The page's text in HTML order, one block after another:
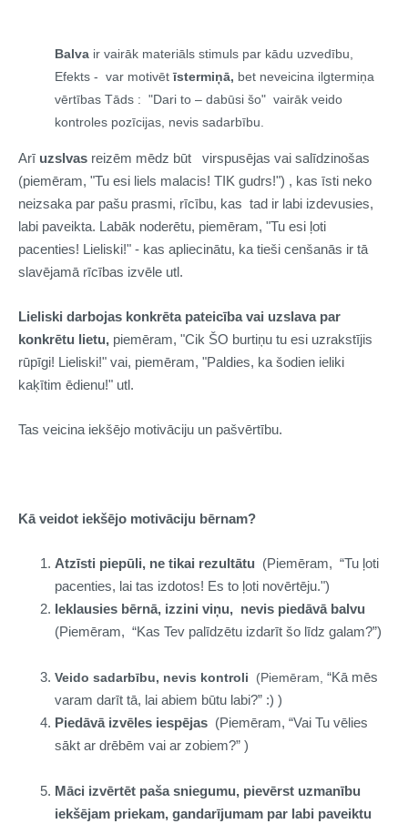
Balva ir vairāk materiāls stimuls par kādu uzvedību,
Efekts - var motivētīstermiņā, bet neveicina ilgtermiņa
vērtības Tāds : "Dari to – dabūsi šo" vairāk veido
kontroles pozīcijas, nevis sadarbību.
Arī uzslvas reizēm mēdz būt
virspusējas vai salīdzinošas
(piemēram, "Tu esi liels malacis! TIK gudrs!") , kas īsti neko
neizsaka par pašu prasmi, rīcību, kas tad ir labi izdevusies,
labi paveikta. Labāk noderētu, piemēram, "Tu esi ļoti
pacenties! Lieliski!" - kas apliecinātu, ka tieši cenšanās ir tā
slavējamā rīcības izvēle utl.
Lieliski darbojas konkrēta pateicība vai uzslava par
konkrētu lietu, piemēram, "Cik ŠO burtiņu tu esi uzrakstījis
rūpīgi! Lieliski!" vai, piemēram, "Paldies, ka šodien ieliki
kaķītim ēdienu!" utl.
Tas veicina iekšējo motivāciju un pašvērtību.
Kā veidot iekšējo motivāciju bērnam?
Atzīsti piepūli, ne tikai rezultātu (Piemēram, “Tu ļoti
pacenties, lai tas izdotos! Es to ļoti novērtēju.")
Ieklausies bērnā, izzini viņu, nevis piedāvā balvu
(Piemēram, “Kas Tev palīdzētu izdarīt šo līdz galam?”)
Veido sadarbību, nevis kontroli (Piemēram, “Kā mēs
varam darīt tā, lai abiem būtu labi?” :) )
Piedāvā izvēles iespējas (Piemēram, “Vai Tu vēlies
sākt ar drēbēm vai ar zobiem?” )
Māci izvērtēt paša sniegumu, pievērst uzmanību
iekšējam priekam, gandarījumam par labi paveiktu